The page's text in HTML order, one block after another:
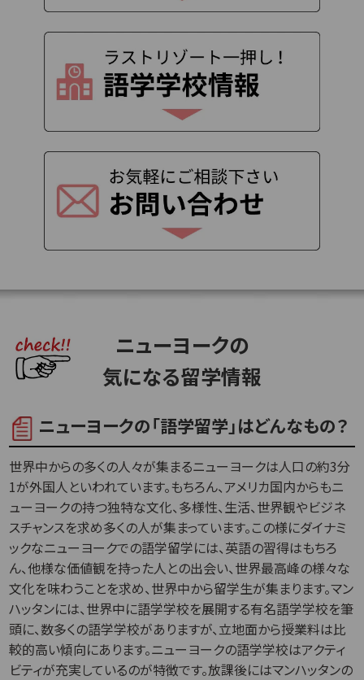
ニューヨークの
気になる留学情報
ニューヨークの「語学留学」はどんなもの？
世界中からの多くの人々が集まるニューヨークは人口の約3分
1が外国人といわれています。もちろん、アメリカ国内からもニ
ューヨークの持つ独特な文化、多様性、生活、世界観やビジネ
スチャンスを求め多くの人が集まっています。この様にダイナミ
ックなニューヨークでの語学留学には、英語の習得はもちろ
ん、他様な価値観を持った人との出会い、世界最高峰の様々な
文化を味わうことを求め、世界中から留学生が集まります。マン
ハッタンには、世界中に語学学校を展開する有名語学学校を筆
頭に、数多くの語学学校がありますが、立地面から授業料は比
較的高い傾向にあります。ニューヨークの語学学校はアクティ
ビティが充実しているのが特徴です。放課後にはマンハッタンの